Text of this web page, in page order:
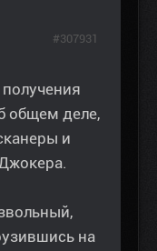
общем деле,
и
на
#307931